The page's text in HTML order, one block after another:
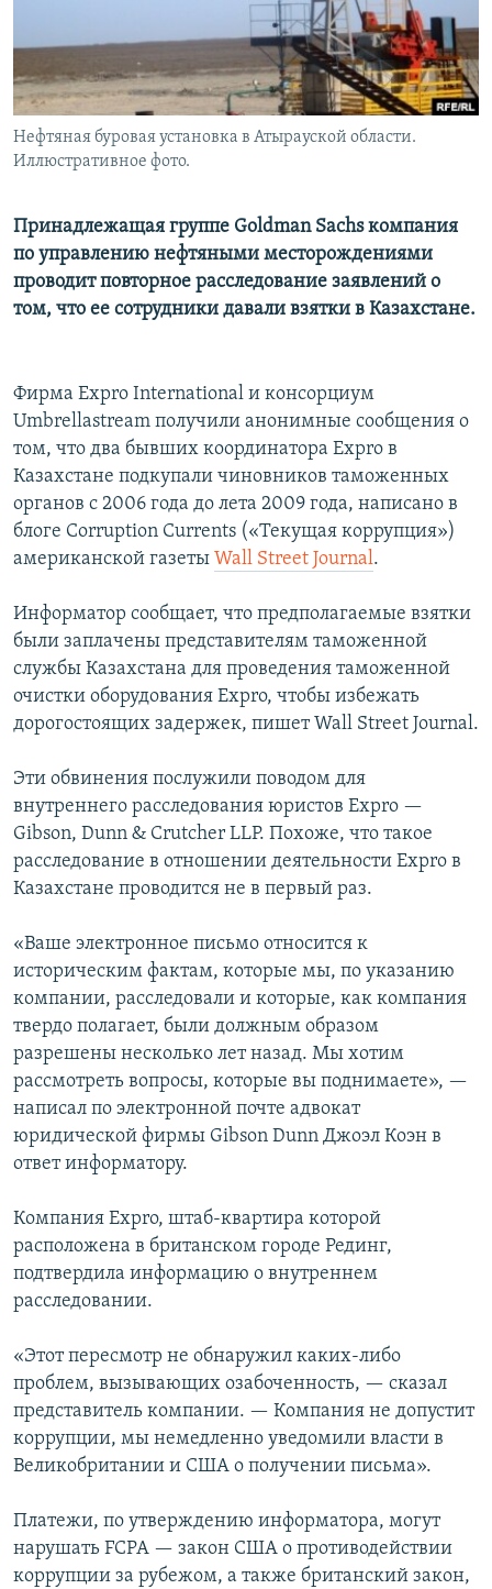
Нефтяная буровая установка в Атырауской области.
Иллюстративное фото.
Принадлежащая группе Goldman Sachs компания
по управлению нефтяными месторождениями
проводит повторное расследование заявлений о
том, что ее сотрудники давали взятки в Казахстане.
Фирма Expro International и консорциум
Umbrellastream получили анонимные сообщения о
том, что два бывших координатора Expro в
Казахстане подкупали чиновников таможенных
органов с 2006 года до лета 2009 года, написано в
блоге Corruption Currents («Текущая коррупция»)
американской газеты Wall Street Journal.
Информатор сообщает, что предполагаемые взятки
были заплачены представителям таможенной
службы Казахстана для проведения таможенной
очистки оборудования Expro, чтобы избежать
дорогостоящих задержек, пишет Wall Street Journal.
Эти обвинения послужили поводом для
внутреннего расследования юристов Expro —
Gibson, Dunn & Crutcher LLP. Похоже, что такое
расследование в отношении деятельности Expro в
Казахстане проводится не в первый раз.
«Ваше электронное письмо относится к
историческим фактам, которые мы, по указанию
компании, расследовали и которые, как компания
твердо полагает, были должным образом
разрешены несколько лет назад. Мы хотим
рассмотреть вопросы, которые вы поднимаете», —
написал по электронной почте адвокат
юридической фирмы Gibson Dunn Джоэл Коэн в
ответ информатору.
Компания Expro, штаб-квартира которой
расположена в британском городе Рединг,
подтвердила информацию о внутреннем
расследовании.
«Этот пересмотр не обнаружил каких-либо
проблем, вызывающих озабоченность, — сказал
представитель компании. — Компания не допустит
коррупции, мы немедленно уведомили власти в
Великобритании и США о получении письма».
Платежи, по утверждению информатора, могут
нарушать FCPA — закон США о противодействии
коррупции за рубежом, а также британский закон,